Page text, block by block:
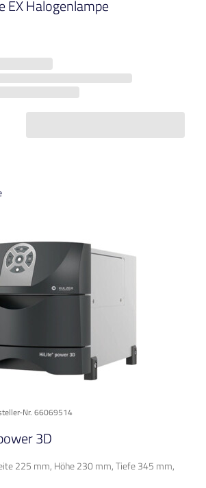
EX Halogenlampe
Nr. 66069514
3D
225 mm, Höhe 230 mm, Tiefe 345 mm,